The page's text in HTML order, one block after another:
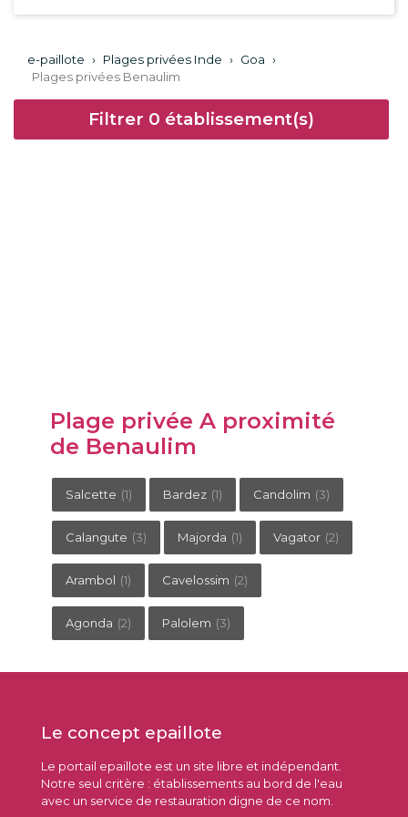
e-paillote › Plages privées Inde › Goa ›
Plages privées Benaulim
Filtrer 0 établissement(s)
Plage privée A proximité
de Benaulim
Salcette (1) Bardez (1) Candolim (3)
Calangute (3) Majorda (1) Vagator (2)
Arambol (1) Cavelossim (2)
Agonda (2) Palolem (3)
Le concept epaillote
Le portail epaillote est un site libre et indépendant.
Notre seul critère : établissements au bord de l'eau
avec un service de restauration digne de ce nom.